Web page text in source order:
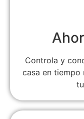
Controla y
casa en tiempo